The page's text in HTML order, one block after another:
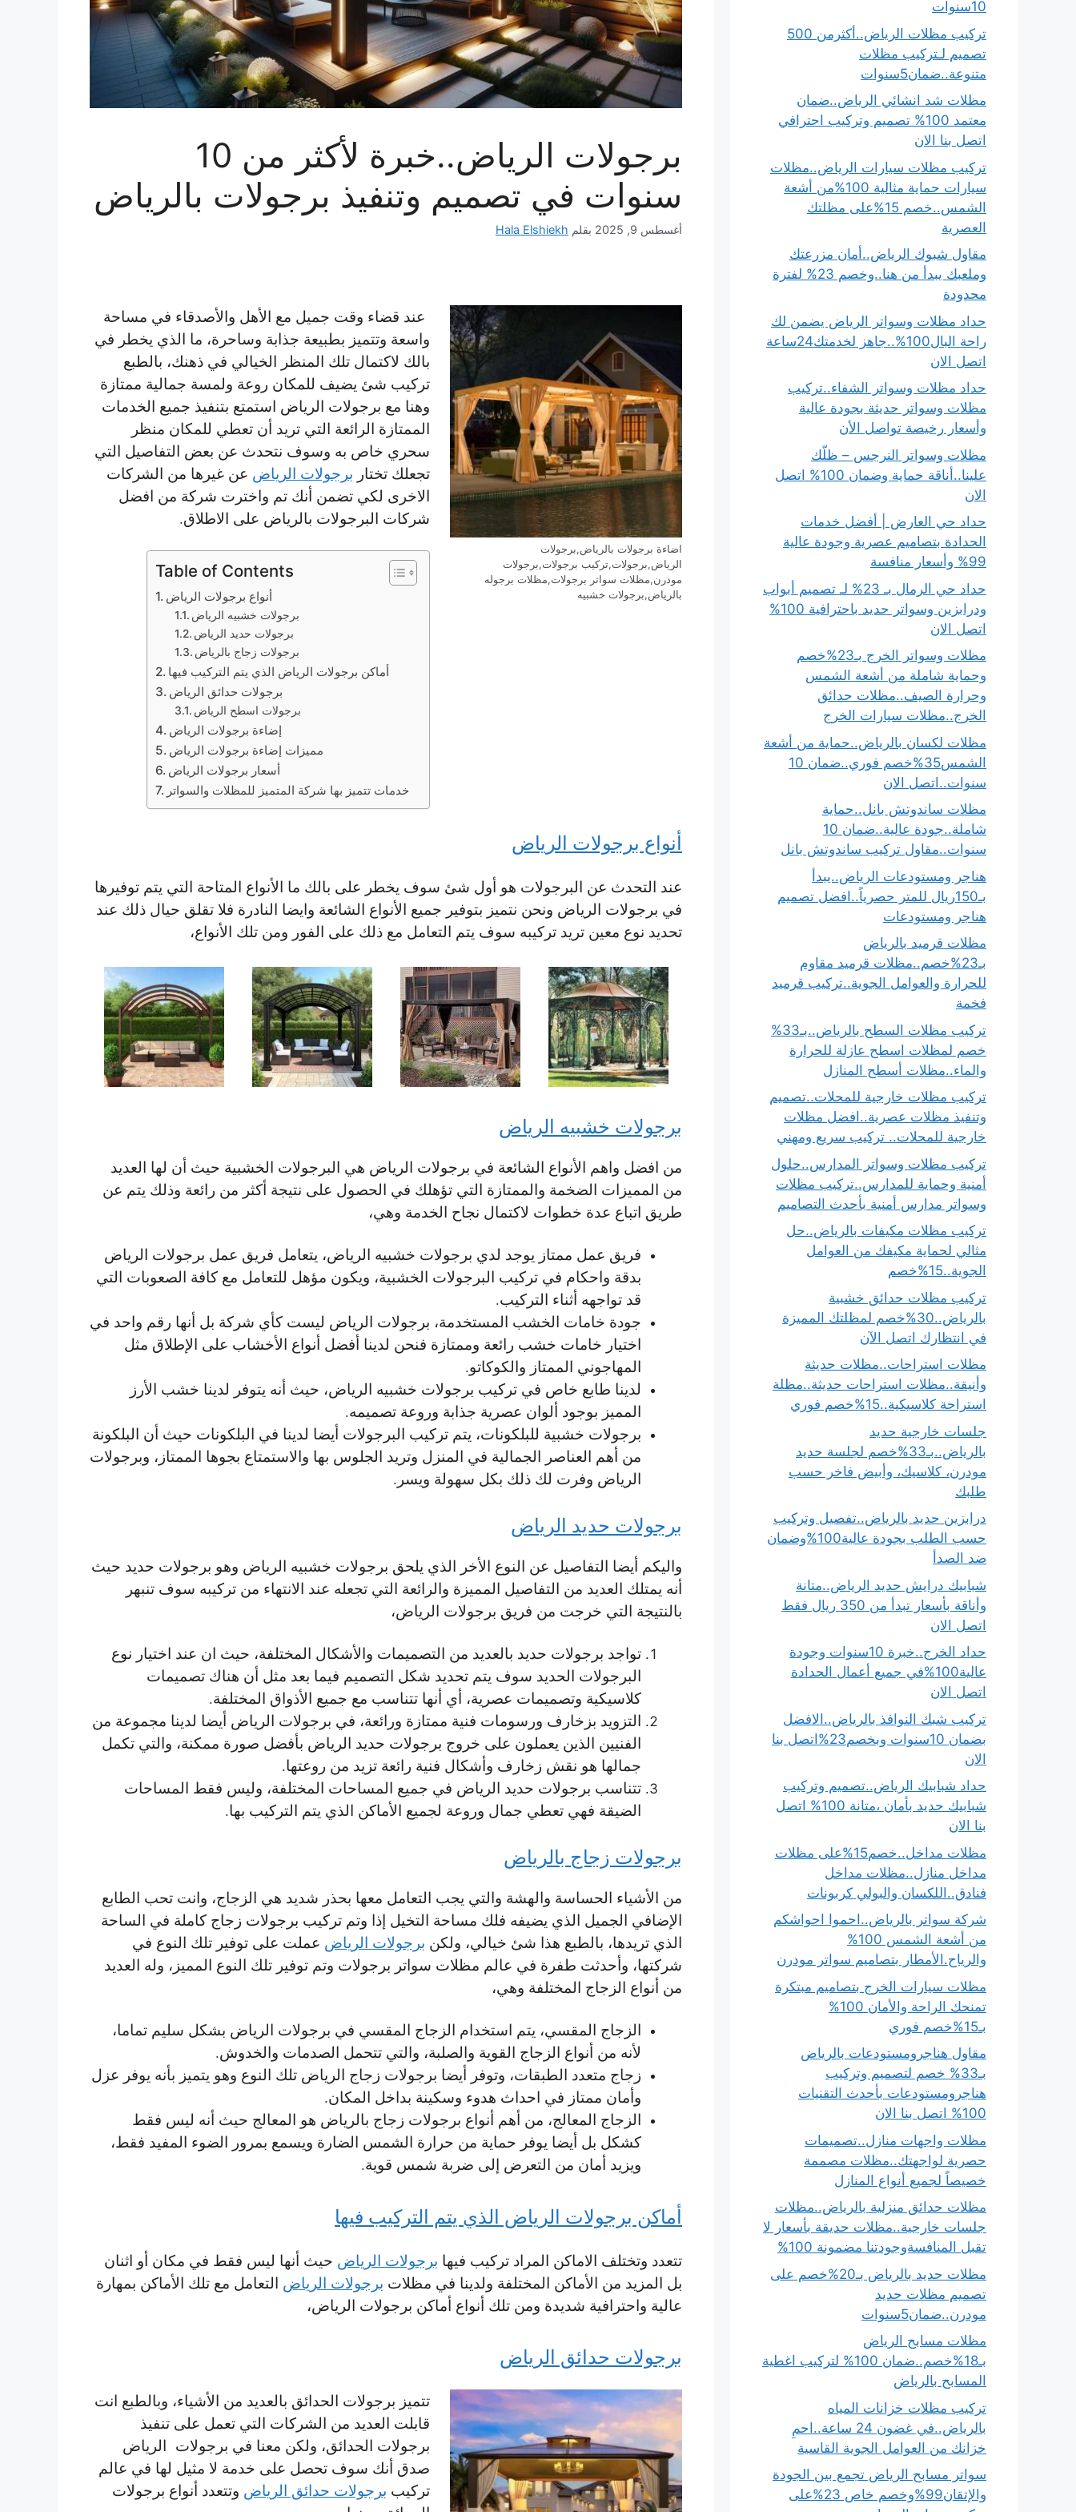
برجولات الرياض..خبرة لأكثر من 10
سنوات في تصميم وتنفيذ برجولات بالرياض
أغسطس 9, 2025 بقلم Hala Elshiekh
اضاءة برجولات بالرياض,برجولات
الرياض,برجولات,تركيب برجولات,برجولات
مودرن,مظلات سواتر برجولات,مظلات برجوله
بالرياض,برجولات خشبيه
عند قضاء وقت جميل مع الأهل والأصدقاء في مساحة
واسعة وتتميز بطبيعة جذابة وساحرة، ما الذي يخطر في
بالك لاكتمال تلك المنظر الخيالي في ذهنك، بالطبع
تركيب شئ يضيف للمكان روعة ولمسة جمالية ممتازة
وهنا مع برجولات الرياض استمتع بتنفيذ جميع الخدمات
الممتازة الرائعة التي تريد أن تعطي للمكان منظر
سحري خاص به وسوف نتحدث عن بعض التفاصيل التي
تجعلك تختار برجولات الرياض عن غيرها من الشركات
الاخرى لكي تضمن أنك تم واخترت شركة من افضل
شركات البرجولات بالرياض على الاطلاق.
Table of Contents
أنواع برجولات الرياض
برجولات خشبيه الرياض
برجولات حديد الرياض
برجولات زجاج بالرياض
أماكن برجولات الرياض الذي يتم التركيب فيها
برجولات حدائق الرياض
برجولات اسطح الرياض
إضاءة برجولات الرياض
مميزات إضاءة برجولات الرياض
أسعار برجولات الرياض
أنواع برجولات الرياض
عند التحدث عن البرجولات هو أول شئ سوف يخطر على بالك ما الأنواع المتاحة التي يتم توفيرها
في برجولات الرياض ونحن نتميز بتوفير جميع الأنواع الشائعة وايضا النادرة فلا تقلق حيال ذلك عند
تحديد نوع معين تريد تركيبه سوف يتم التعامل مع ذلك على الفور ومن تلك الأنواع،
برجولات خشبيه الرياض
من افضل واهم الأنواع الشائعة في برجولات الرياض هي البرجولات الخشبية حيث أن لها العديد
من المميزات الضخمة والممتازة التي تؤهلك في الحصول على نتيجة أكثر من رائعة وذلك يتم عن
طريق اتباع عدة خطوات لاكتمال نجاح الخدمة وهي،
فريق عمل ممتاز يوجد لدي برجولات خشبيه الرياض، يتعامل فريق عمل برجولات الرياض
بدقة واحكام في تركيب البرجولات الخشبية، ويكون مؤهل للتعامل مع كافة الصعوبات التي
قد تواجهه أثناء التركيب.
جودة خامات الخشب المستخدمة، برجولات الرياض ليست كأي شركة بل أنها رقم واحد في
اختيار خامات خشب رائعة وممتازة فنحن لدينا أفضل أنواع الأخشاب على الإطلاق مثل
المهاجوني الممتاز والكوكاتو.
لدينا طابع خاص في تركيب برجولات خشبيه الرياض، حيث أنه يتوفر لدينا خشب الأرز
المميز بوجود ألوان عصرية جذابة وروعة تصميمه.
برجولات خشبية للبلكونات، يتم تركيب البرجولات أيضا لدينا في البلكونات حيث أن البلكونة
من أهم العناصر الجمالية في المنزل وتريد الجلوس بها والاستمتاع بجوها الممتاز، وبرجولات
الرياض وفرت لك ذلك بكل سهولة ويسر.
برجولات حديد الرياض
واليكم أيضا التفاصيل عن النوع الأخر الذي يلحق برجولات خشبيه الرياض وهو برجولات حديد حيث
أنه يمتلك العديد من التفاصيل المميزة والرائعة التي تجعله عند الانتهاء من تركيبه سوف تنبهر
بالنتيجة التي خرجت من فريق برجولات الرياض،
تواجد برجولات حديد بالعديد من التصميمات والأشكال المختلفة، حيث ان عند اختيار نوع
البرجولات الحديد سوف يتم تحديد شكل التصميم فيما بعد مثل أن هناك تصميمات
كلاسيكية وتصميمات عصرية، أي أنها تتناسب مع جميع الأذواق المختلفة.
التزويد بزخارف ورسومات فنية ممتازة ورائعة، في برجولات الرياض أيضا لدينا مجموعة من
الفنيين الذين يعملون على خروج برجولات حديد الرياض بأفضل صورة ممكنة، والتي تكمل
جمالها هو نقش زخارف وأشكال فنية رائعة تزيد من روعتها.
تتناسب برجولات حديد الرياض في جميع المساحات المختلفة، وليس فقط المساحات
الضيقة فهي تعطي جمال وروعة لجميع الأماكن الذي يتم التركيب بها.
برجولات زجاج بالرياض
من الأشياء الحساسة والهشة والتي يجب التعامل معها بحذر شديد هي الزجاج، وانت تحب الطابع
الإضافي الجميل الذي يضيفه فلك مساحة التخيل إذا وتم تركيب برجولات زجاج كاملة في الساحة
الذي تريدها، بالطبع هذا شئ خيالي، ولكن برجولات الرياض عملت على توفير تلك النوع في
شركتها، وأحدثت طفرة في عالم مظلات سواتر برجولات وتم توفير تلك النوع المميز، وله العديد
من أنواع الزجاج المختلفة وهي،
الزجاج المقسي، يتم استخدام الزجاج المقسي في برجولات الرياض بشكل سليم تماما،
لأنه من أنواع الزجاج القوية والصلبة، والتي تتحمل الصدمات والخدوش.
زجاج متعدد الطبقات، وتوفر أيضا برجولات زجاج الرياض تلك النوع وهو يتميز بأنه يوفر عزل
وأمان ممتاز في احداث هدوء وسكينة بداخل المكان.
الزجاج المعالج، من أهم أنواع برجولات زجاج بالرياض هو المعالج حيث أنه ليس فقط
كشكل بل أيضا يوفر حماية من حرارة الشمس الضارة ويسمع بمرور الضوء المفيد فقط،
ويزيد أمان من التعرض إلى ضربة شمس قوية.
أماكن برجولات الرياض الذي يتم التركيب فيها
تتعدد وتختلف الاماكن المراد تركيب فيها برجولات الرياض حيث أنها ليس فقط في مكان أو اثنان
بل المزيد من الأماكن المختلفة ولدينا في مظلات برجولات الرياض التعامل مع تلك الأماكن بمهارة
عالية واحترافية شديدة ومن تلك أنواع أماكن برجولات الرياض،
برجولات حدائق الرياض
تتميز برجولات الحدائق بالعديد من الأشياء، وبالطبع انت
قابلت العديد من الشركات التي تعمل على تنفيذ
برجولات الحدائق، ولكن معنا في برجولات الرياض
صدق أنك سوف تحصل على خدمة لا مثيل لها في عالم
تركيب برجولات حدائق الرياض وتتعدد أنواع برجولات
10سنوات
تركيب مظلات الرياض..أكثرمن 500
تصميم لـتركيب مظلات
متنوعة..ضمان5سنوات
مظلات شد انشائي الرياض..ضمان
معتمد 100% تصميم وتركيب احترافي
اتصل بنا الان
تركيب مظلات سيارات الرياض..مظلات
سيارات حماية مثالية 100%من أشعة
الشمس..خصم 15%على مظلتك
العصرية
مقاول شبوك الرياض..أمان مزرعتك
وملعبك يبدأ من هنا..وخصم 23% لفترة
محدودة
حداد مظلات وسواتر الرياض يضمن لك
راحة البال100%..جاهز لخدمتك24ساعة
اتصل الان
حداد مظلات وسواتر الشفاء..تركيب
مظلات وسواتر حديثة بجودة عالية
وأسعار رخيصة تواصل الأن
مظلات وسواتر النرجس – ظلّك
علينا..أناقة حماية وضمان 100% اتصل
الان
حداد حي العارض | أفضل خدمات
الحدادة بتصاميم عصرية وجودة عالية
99% وأسعار منافسة
حداد حي الرمال بـ 23% لـ تصميم أبواب
ودرابزين وسواتر حديد باحترافية 100%
اتصل الان
مظلات وسواتر الخرج بـ23%خصم
وحماية شاملة من أشعة الشمس
وحرارة الصيف..مظلات حدائق
الخرج..مظلات سيارات الخرج
مظلات لكسان بالرياض..حماية من أشعة
الشمس35%خصم فوري..ضمان 10
سنوات..اتصل الان
مظلات ساندوتش بانل..حماية
شاملة..جودة عالية..ضمان 10
سنوات..مقاول تركيب ساندوتش بانل
هناجر ومستودعات الرياض..يبدأ
بـ150ريال للمتر حصرياً..افضل تصميم
هناجر ومستودعات
مظلات قرميد بالرياض
بـ23%خصم..مظلات قرميد مقاوم
للحرارة والعوامل الجوية..تركيب قرميد
فخمة
تركيب مظلات السطح بالرياض..بـ33%
خصم لمظلات اسطح عازلة للحرارة
والماء..مظلات أسطح المنازل
تركيب مظلات خارجية للمحلات..تصميم
وتنفيذ مظلات عصرية..افضل مظلات
خارجية للمحلات.. تركيب سريع ومهني
تركيب مظلات وسواتر المدارس..حلول
أمنية وحماية للمدارس..تركيب مظلات
وسواتر مدارس أمنية بأحدث التصاميم
تركيب مظلات مكيفات بالرياض..حل
مثالي لحماية مكيفك من العوامل
الجوية..15%خصم
تركيب مظلات حدائق خشبية
بالرياض..30%خصم لمظلتك المميزة
في انتظارك اتصل الآن
مظلات استراحات..مظلات حديثة
وأنيقة..مظلات استراحات حديثة..مظلة
استراحة كلاسيكية..15%خصم فوري
جلسات خارجية حديد
بالرياض..بـ33%خصم لجلسة حديد
مودرن، كلاسيك، وأبيض فاخر حسب
طلبك
درابزين حديد بالرياض..تفصيل وتركيب
حسب الطلب بجودة عالية100%وضمان
ضد الصدأ
شبابيك درايش حديد الرياض..متانة
وأناقة بأسعار تبدأ من 350 ريال فقط
اتصل الان
حداد الخرج..خبرة 10سنوات وجودة
عالية100%في جميع أعمال الحدادة
اتصل الان
تركيب شبك النوافذ بالرياض..الافضل
بضمان 10سنوات وبخصم23%اتصل بنا
الان
حداد شبابيك الرياض..تصميم وتركيب
شبابيك حديد بأمان ،متانة 100% اتصل
بنا الان
مظلات مداخل..خصم15%على مظلات
مداخل منازل..مظلات مداخل
فنادق..اللكسان والبولي كربونات
شركة سواتر بالرياض..احموا احواشكم
من أشعة الشمس 100%
والرياح.الأمطار بتصاميم سواتر مودرن
مظلات سيارات الخرج بتصاميم مبتكرة
تمنحك الراحة والأمان 100%
بـ15%خصم فوري
مقاول هناجرومستودعات بالرياض
بـ33% خصم لتصميم وتركيب
هناجرومستودعات بأحدث التقنيات
100% اتصل بنا الان
مظلات واجهات منازل..تصميمات
حصرية لواجهتك..مظلات مصممة
خصيصاً لجميع أنواع المنازل
مظلات حدائق منزلية بالرياض..مظلات
جلسات خارجية..مظلات حديقة بأسعار لا
تقبل المنافسةوجودتنا مضمونة 100%
مظلات حديد بالرياض بـ20%خصم على
تصميم مظلات حديد
مودرن..ضمان5سنوات
مظلات مسابح الرياض
بـ18%خصم..ضمان 100% لتركيب اغطية
المسابح بالرياض
تركيب مظلات خزانات المياه
بالرياض..في غضون 24 ساعة..احمِ
خزانك من العوامل الجوية القاسية
سواتر مسابح الرياض تجمع بين الجودة
والإتقان99%وخصم خاص 23%على